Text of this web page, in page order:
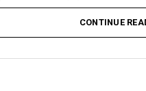
i 25 lutego 2023 r. wg
CONTINUE